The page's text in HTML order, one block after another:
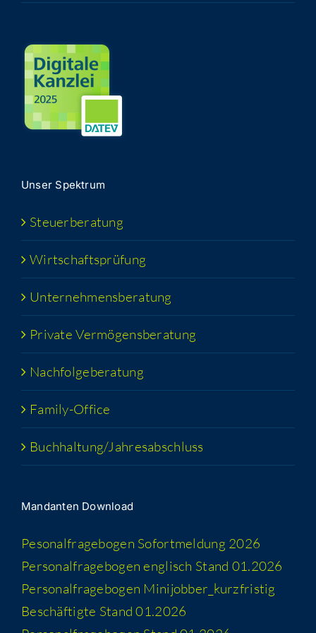
Unser Spek­trum
Steu­er­be­ra­tung
Wirt­schafts­prü­fung
Unter­neh­mens­be­ra­tung
Pri­va­te Vermögensberatung
Nach­fol­ge­be­ra­tung
Fami­­ly-Office
Buchhaltung/​​Jahresabschluss
Man­dan­ten Download
Peso­nal­fra­ge­bo­gen Sofort­mel­dung 2026
Per­so­nal­fra­ge­bo­gen eng­lisch Stand 01.2026
Per­so­nal­fra­ge­bo­gen Minijobber_​kurzfristig
Beschäf­tig­te Stand 01.2026